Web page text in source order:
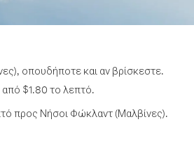
οπουδήποτε και αν βρίσκεστε.
$1.80 το λεπτό.
προς Νήσοι Φώκλαντ (Μαλβίνες).